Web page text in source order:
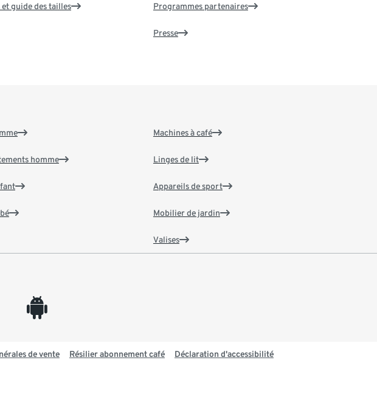
et guide des tailles Programmes partenaires
Presse
homme
Machines à café
Linges de lit
Appareils de sport
Mobilier de jardin
Valises
android
de vente Résilier abonnement café Déclaration d'accessibilité